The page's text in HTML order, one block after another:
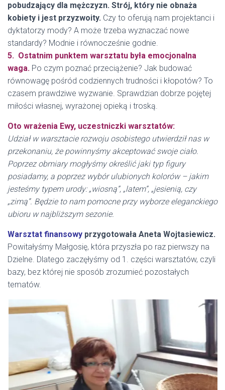
pobudzający dla mężczyzn. Strój, który nie obnaża
kobiety i jest przyzwoity. Czy to oferują nam projektanci i
dyktatorzy mody? A może trzeba wyznaczać nowe
standardy? Modnie i równocześnie godnie.
5. Ostatnim punktem warsztatu była emocjonalna
waga. Po czym poznać przeciążenie? Jak budować
równowagę pośród codziennych trudności i kłopotów? To
czasem prawdziwe wyzwanie. Sprawdzian dobrze pojętej
miłości własnej, wyrażonej opieką i troską.
Oto wrażenia Ewy, uczestniczki warsztatów:
Udział w warsztacie rozwoju osobistego utwierdził nas w
przekonaniu, że powinnyśmy akceptować swoje ciało.
Poprzez obmiary mogłyśmy określić jaki typ figury
posiadamy, a poprzez wybór ulubionych kolorów – jakim
jesteśmy typem urody: „wiosną”, „latem”, „jesienią, czy
„zimą”. Będzie to nam pomocne przy wyborze eleganckiego
ubioru w najbliższym sezonie.
Warsztat finansowy przygotowała Aneta Wojtasiewicz.
Powitałyśmy Małgosię, która przyszła po raz pierwszy na
Dzielne. Dlatego zaczęłyśmy od 1. części warsztatów, czyli
bazy, bez której nie sposób zrozumieć pozostałych
tematów.